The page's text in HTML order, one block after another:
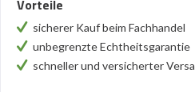
Vorteile
sicherer Kauf beim Fachhandel
unbegrenzte Echtheitsgarantie
schneller und versicherter